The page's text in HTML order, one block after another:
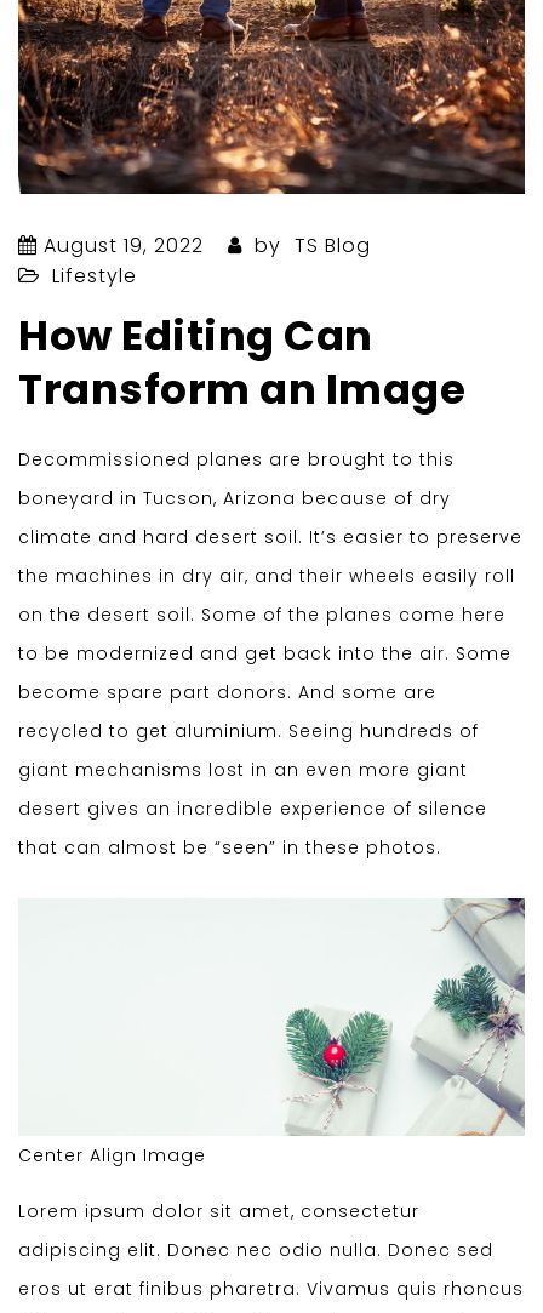
August 19, 2022 by TS Blog
Lifestyle
How Editing Can
Transform an Image
Decommissioned planes are brought to this
boneyard in Tucson, Arizona because of dry
climate and hard desert soil. It’s easier to preserve
the machines in dry air, and their wheels easily roll
on the desert soil. Some of the planes come here
to be modernized and get back into the air. Some
become spare part donors. And some are
recycled to get aluminium. Seeing hundreds of
giant mechanisms lost in an even more giant
desert gives an incredible experience of silence
that can almost be “seen” in these photos.
Center Align Image
Lorem ipsum dolor sit amet, consectetur
adipiscing elit. Donec nec odio nulla. Donec sed
eros ut erat finibus pharetra. Vivamus quis rhoncus